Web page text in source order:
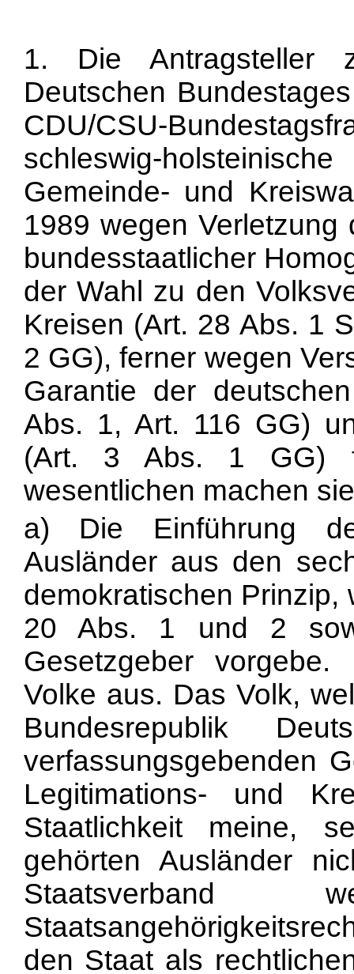
1. Die Antragsteller
Deutschen
CDU/CSU-
schleswig-
Gemeinde- und
1989 wegen
bundesstaatlicher
der Wahl zu den
Kreisen (Art. 28 Abs. 1
2 GG), ferner wegen
Garantie der
Abs. 1, Art. 116 GG)
(Art. 3 Abs. 1 GG)
wesentlichen machen
a) Die Einführung
Ausländer aus den
demokratischen Prinzip,
20 Abs. 1 und 2
Gesetzgeber
Volke aus. Das Volk,
Bundesrepublik
verfassungsgebenden
Legitimations- und
Staatlichkeit meine,
gehörten Ausländer
den Staat als